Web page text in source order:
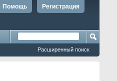
Регистрация
Помощь
Расширенный поиск